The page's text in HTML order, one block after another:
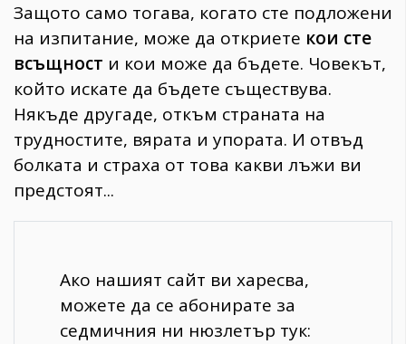
Защото само тогава, когато сте подложени
на изпитание, може да откриете кои сте
всъщност и кои може да бъдете. Човекът,
който искате да бъдете съществува.
Някъде другаде, откъм страната на
трудностите, вярата и упората. И отвъд
болката и страха от това какви лъжи ви
предстоят...
Ако нашият сайт ви харесва,
можете да се абонирате за
седмичния ни нюзлетър тук: